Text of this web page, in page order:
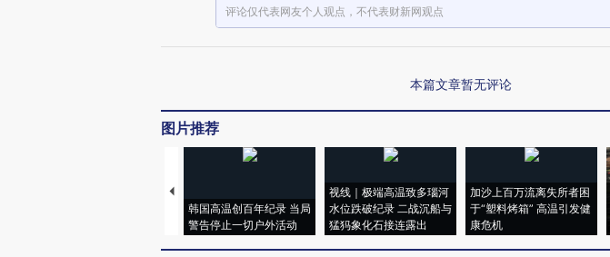
评论仅代表网友个人观点，不代表财新网观点
本篇文章暂无评论
图片推荐
韩国高温创百年纪录 当局
警告停止一切户外活动
视线｜极端高温致多瑙河
水位跌破纪录 二战沉船与
猛犸象化石接连露出
加沙上百万流离失所者困
于“塑料烤箱” 高温引发健
康危机